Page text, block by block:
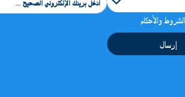
والأحكام
إرسال